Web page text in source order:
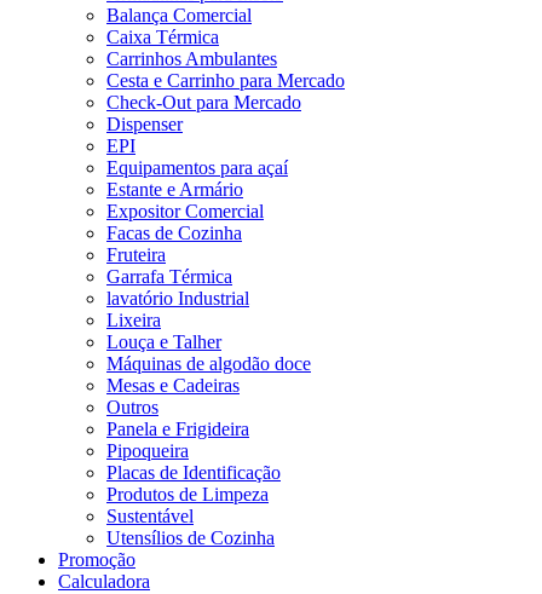
Balança Comercial
Caixa Térmica
Carrinhos Ambulantes
Cesta e Carrinho para Mercado
Check-Out para Mercado
Dispenser
EPI
Equipamentos para açaí
Estante e Armário
Expositor Comercial
Facas de Cozinha
Fruteira
Garrafa Térmica
lavatório Industrial
Lixeira
Louça e Talher
Máquinas de algodão doce
Mesas e Cadeiras
Outros
Panela e Frigideira
Pipoqueira
Placas de Identificação
Produtos de Limpeza
Sustentável
Utensílios de Cozinha
Promoção
Calculadora